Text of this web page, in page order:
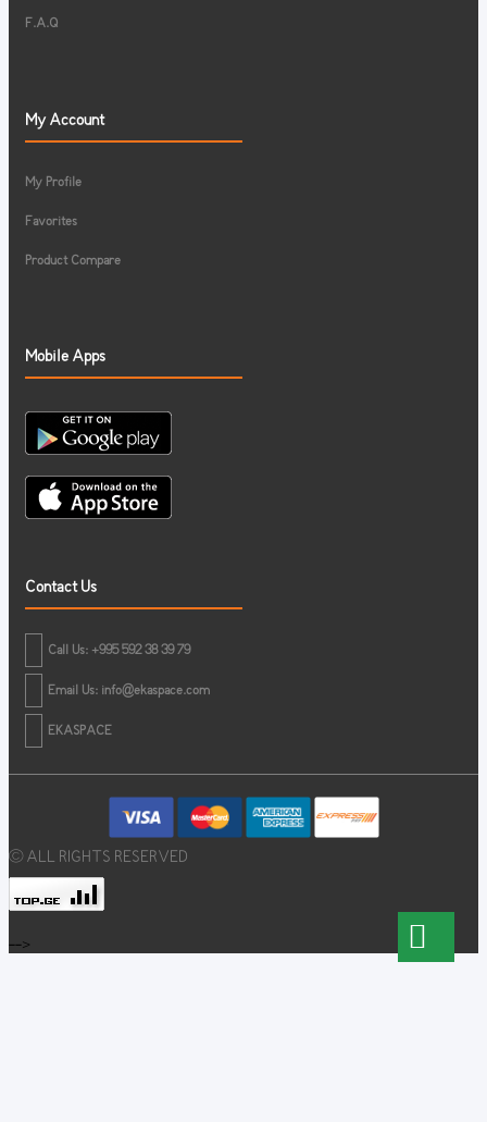
F.A.Q
My Account
My Profile
Favorites
Product Compare
Mobile Apps
Contact Us
Call Us: +995 592 38 39 79
Email Us: info@ekaspace.com
EKASPACE
© ALL RIGHTS RESERVED
-->